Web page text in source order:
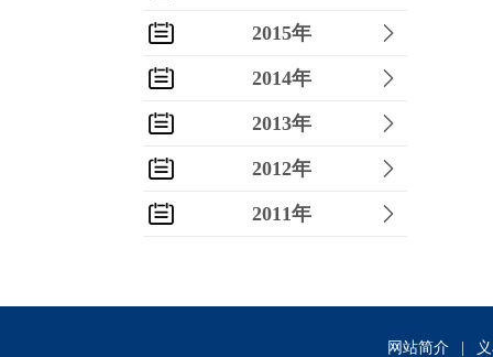
2015年
2014年
2013年
2012年
2011年
2009年
网站简介